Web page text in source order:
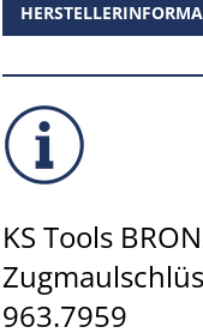
KS Tools
963.7959